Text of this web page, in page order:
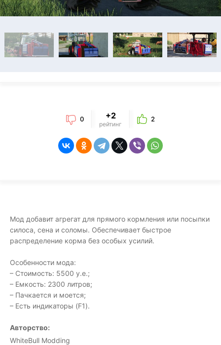
0 +2
рейтинг
2
Мод добавит агрегат для прямого кормления или посыпки
силоса, сена и соломы. Обеспечивает быстрое
распределение корма без особых усилий.
Особенности мода:
– Стоимость: 5500 у.е.;
– Емкость: 2300 литров;
– Пачкается и моется;
– Есть индикаторы (F1).
Авторство:
WhiteBull Modding